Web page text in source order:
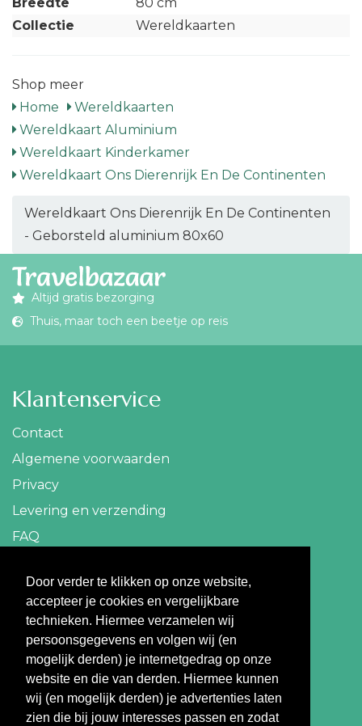
Door verder te klikken op onze website,
accepteer je cookies en vergelijkbare
technieken. Hiermee verzamelen wij
persoonsgegevens en volgen wij (en
mogelijk derden) je internetgedrag op onze
website en die van derden. Hiermee kunnen
wij (en mogelijk derden) je advertenties laten
zien die bij jouw interesses passen en zodat
Collectie
Wereldkaarten
Shop meer
Home
Wereldkaarten
Wereldkaart Aluminium
Wereldkaart Kinderkamer
Wereldkaart Ons Dierenrijk En De Continenten
Wereldkaart Ons Dierenrijk En De Continenten
- Geborsteld aluminium 80x60
Altijd gratis bezorging
Thuis, maar toch een beetje op reis
Klantenservice
Contact
Algemene voorwaarden
Privacy
Levering en verzending
FAQ
Contact
info@travelbazaar.nl
Betaal veilig